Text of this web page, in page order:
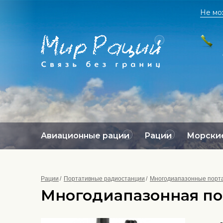
Не
Авиационные рации Рации
Рации Портативные радиостанции Многодиапазонные
Многодиапазонная